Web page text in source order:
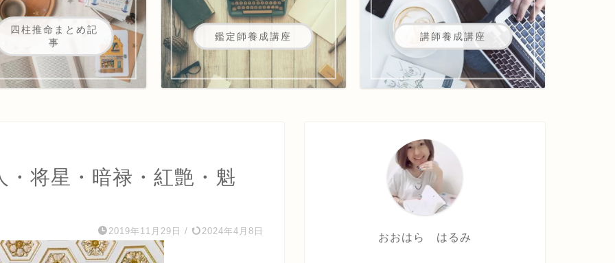
四柱推命まとめ記
事
鑑定師養成講座 講師養成講座
将星・暗禄・紅艶・魁
2019年11月29日 / 2024年4月8日
おおはら はるみ